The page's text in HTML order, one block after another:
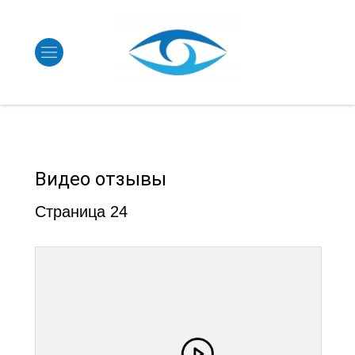
Видео отзывы
Страница 24